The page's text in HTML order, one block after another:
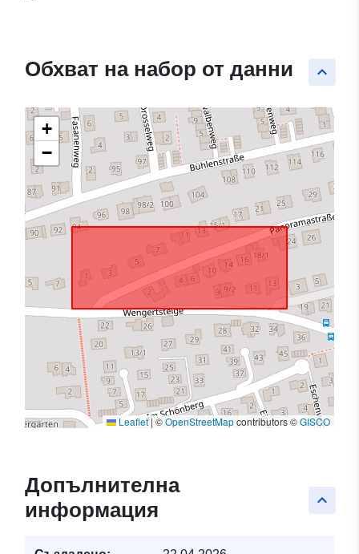
keyboard_arrow_up
Обхват на набор от данни
+
−
Leaflet|©OpenStreetMapcontributors ©GISCO
keyboard_arrow_up
Допълнителна
информация